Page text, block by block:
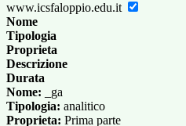
www.icsfaloppio.edu.it
Nome
Tipologia
Proprieta
Descrizione
Durata
Nome: _ga
Tipologia: analitico
Proprieta: Prima parte